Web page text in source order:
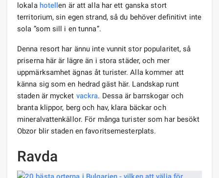
lokala hotellen är att alla har ett ganska stort
territorium, sin egen strand, så du behöver definitivt inte
sola ”som sill i en tunna”.
Denna resort har ännu inte vunnit stor popularitet, så
priserna här är lägre än i stora städer, och mer
uppmärksamhet ägnas åt turister. Alla kommer att
känna sig som en hedrad gäst här. Landskap runt
staden är mycket vackra. Dessa är barrskogar och
branta klippor, berg och hav, klara bäckar och
mineralvattenkällor. För många turister som har besökt
Obzor blir staden en favoritsemesterplats.
Ravda